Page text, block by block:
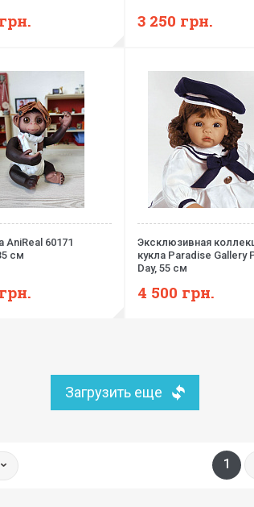
грн. 3 250 грн.
AniReal 60171
см
грн.
Эксклюзивная
кукла Paradise Gallery
Day, 55 см
4 500 грн.
Загрузить еще
1